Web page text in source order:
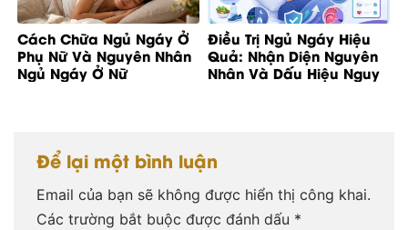
Cách Chữa Ngủ Ngáy Ở
Phụ Nữ Và Nguyên Nhân
Ngủ Ngáy Ở Nữ
Điều Trị Ngủ Ngáy Hiệu
Quả: Nhận Diện Nguyên
Nhân Và Dấu Hiệu Nguy
Để lại một bình luận
Email của bạn sẽ không được hiển thị công khai.
Các trường bắt buộc được đánh dấu *